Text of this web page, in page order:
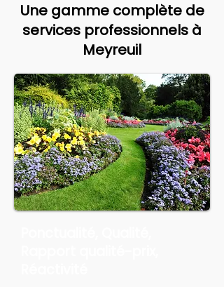
Une gamme complète de
services professionnels à
Meyreuil